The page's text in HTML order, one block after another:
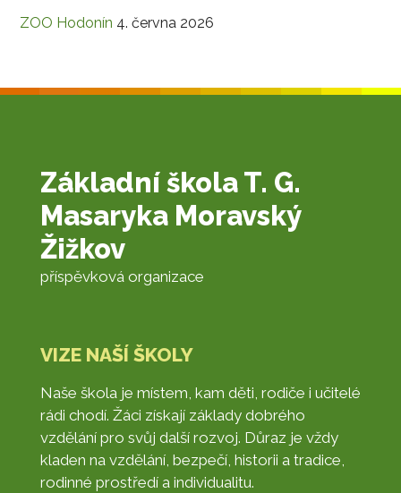
ZOO Hodonín 4. června 2026
Základní škola T. G.
Masaryka Moravský
Žižkov
příspěvková organizace
VIZE NAŠÍ ŠKOLY
Naše škola je místem, kam děti, rodiče i učitelé
rádi chodí. Žáci získají základy dobrého
vzdělání pro svůj další rozvoj. Důraz je vždy
kladen na vzdělání, bezpečí, historii a tradice,
rodinné prostředí a individualitu.